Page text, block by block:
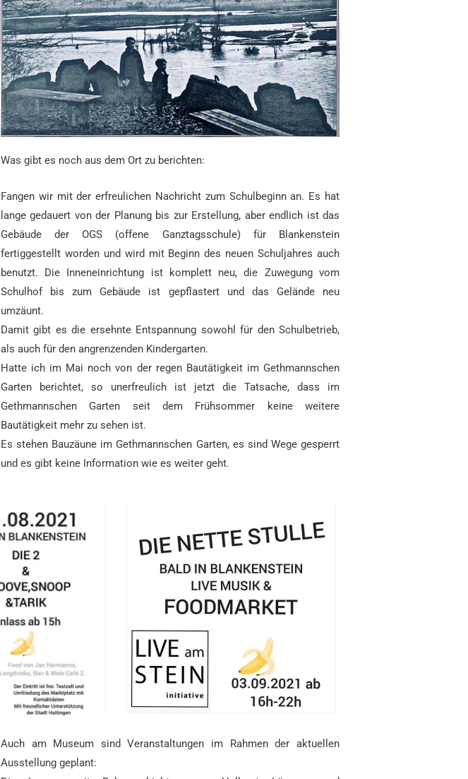
Was gibt es noch aus dem Ort zu berichten:
Fangen wir mit der erfreulichen Nachricht zum Schulbeginn an. Es hat
lange gedauert von der Planung bis zur Erstellung, aber endlich ist das
Gebäude der OGS (offene Ganztagsschule) für Blankenstein
fertiggestellt worden und wird mit Beginn des neuen Schuljahres auch
benutzt. Die Inneneinrichtung ist komplett neu, die Zuwegung vom
Schulhof bis zum Gebäude ist gepflastert und das Gelände neu
umzäunt.
Damit gibt es die ersehnte Entspannung sowohl für den Schulbetrieb,
als auch für den angrenzenden Kindergarten.
Hatte ich im Mai noch von der regen Bautätigkeit im Gethmannschen
Garten berichtet, so unerfreulich ist jetzt die Tatsache, dass im
Gethmannschen Garten seit dem Frühsommer keine weitere
Bautätigkeit mehr zu sehen ist.
Es stehen Bauzäune im Gethmannschen Garten, es sind Wege gesperrt
und es gibt keine Information wie es weiter geht.
Auch am Museum sind Veranstaltungen im Rahmen der aktuellen
Ausstellung geplant: